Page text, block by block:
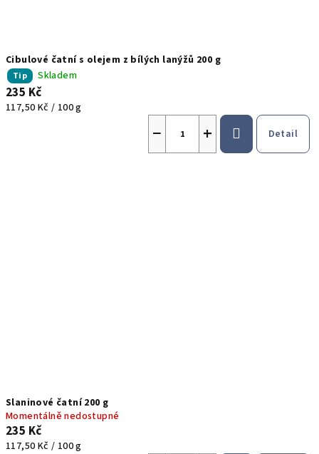
Cibulové čatní s olejem z bílých lanýžů 200 g
Tip Skladem
235 Kč
Měrná
117,50 Kč / 100 g
+
− Detail
Slaninové čatní 200 g
Momentálně nedostupné
235 Kč
Měrná
117,50 Kč / 100 g